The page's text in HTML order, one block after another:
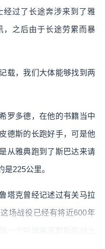
经过了长途奔涉来到了雅
之后由于长途劳累而暴
载，我们大体能够找到两
罗多德，在他的书籍当中
德斯的长跑好手，可是他
从雅典跑到了斯巴达来请
225公里。
塔克曾经记述过有关马拉
场战役已经有将近600年